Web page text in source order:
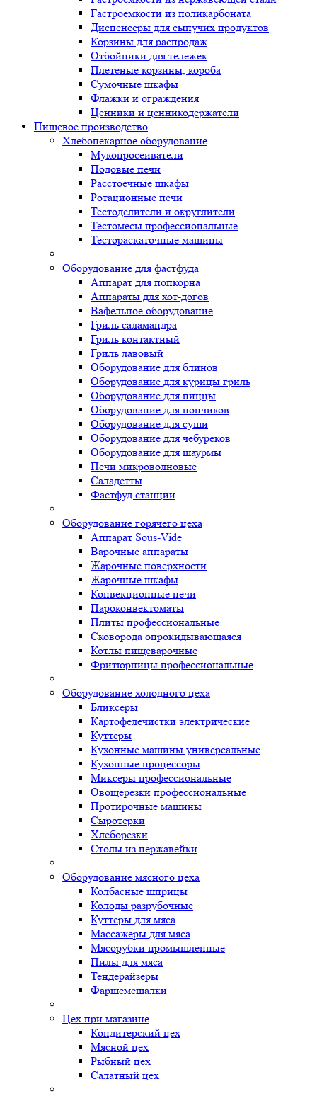
Гастроемкости из поликарбоната
Диспенсеры для сыпучих продуктов
Корзины для распродаж
Отбойники для тележек
Плетеные корзины, короба
Сумочные шкафы
Флажки и ограждения
Ценники и ценникодержатели
Пищевое производство
Хлебопекарное оборудование
Мукопросеиватели
Подовые печи
Расстоечные шкафы
Ротационные печи
Тестоделители и округлители
Тестомесы профессиональные
Тестораскаточные машины
Оборудование для фастфуда
Аппарат для попкорна
Аппараты для хот-догов
Вафельное оборудование
Гриль саламандра
Гриль контактный
Гриль лавовый
Оборудование для блинов
Оборудование для курицы гриль
Оборудование для пиццы
Оборудование для пончиков
Оборудование для суши
Оборудование для чебуреков
Оборудование для шаурмы
Печи микроволновые
Саладетты
Фастфуд станции
Оборудование горячего цеха
Аппарат Sous-Vide
Варочные аппараты
Жарочные поверхности
Жарочные шкафы
Конвекционные печи
Пароконвектоматы
Плиты профессиональные
Сковорода опрокидывающаяся
Котлы пищеварочные
Фритюрницы профессиональные
Оборудование холодного цеха
Бликсеры
Картофелечистки электрические
Куттеры
Кухонные машины универсальные
Кухонные процессоры
Миксеры профессиональные
Овощерезки профессиональные
Протирочные машины
Сыротерки
Хлеборезки
Столы из нержавейки
Оборудование мясного цеха
Колбасные шприцы
Колоды разрубочные
Куттеры для мяса
Массажеры для мяса
Мясорубки промышленные
Пилы для мяса
Тендерайзеры
Фаршемешалки
Цех при магазине
Кондитерский цех
Мясной цех
Рыбный цех
Салатный цех